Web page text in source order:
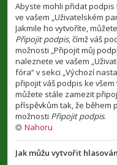
Abyste mohli přidat podpis
ve vašem „Uživatelském
Jakmile ho vytvoříte,
Připojit podpis, čímž váš
možnosti „Připojit můj
naleznete ve vašem
fóra“ v sekci „Výchozí
připojit váš podpis ke
můžete stále zamezit
příspěvkům tak, že během
možnosti Připojit podpis.
Nahoru
Jak můžu vytvořit